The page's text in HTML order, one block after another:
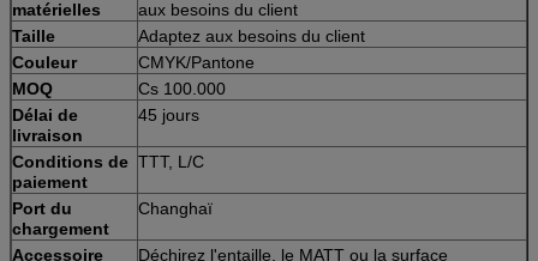
matérielles
aux besoins du client
Taille
Adaptez aux besoins du client
Couleur
CMYK/Pantone
MOQ
Cs 100.000
Délai de
livraison
45 jours
Conditions de
paiement
TTT, L/C
Port du
chargement
Changhaï
Accessoire
Déchirez l'entaille, le MATT ou la surface